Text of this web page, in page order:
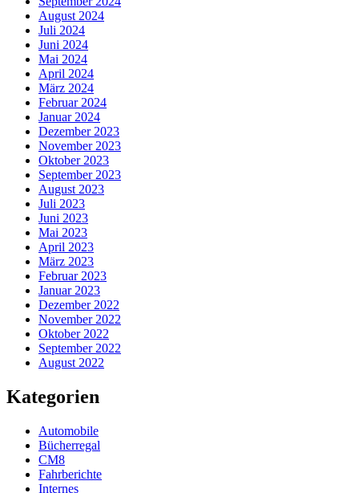
August 2024
Juli 2024
Juni 2024
Mai 2024
April 2024
März 2024
Februar 2024
Januar 2024
Dezember 2023
November 2023
Oktober 2023
September 2023
August 2023
Juli 2023
Juni 2023
Mai 2023
April 2023
März 2023
Februar 2023
Januar 2023
Dezember 2022
November 2022
Oktober 2022
September 2022
August 2022
Kategorien
Automobile
Bücherregal
CM8
Fahrberichte
Internes